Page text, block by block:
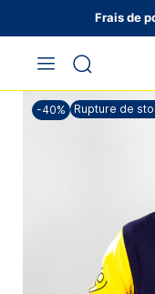
Frais de
-40% Rupture de